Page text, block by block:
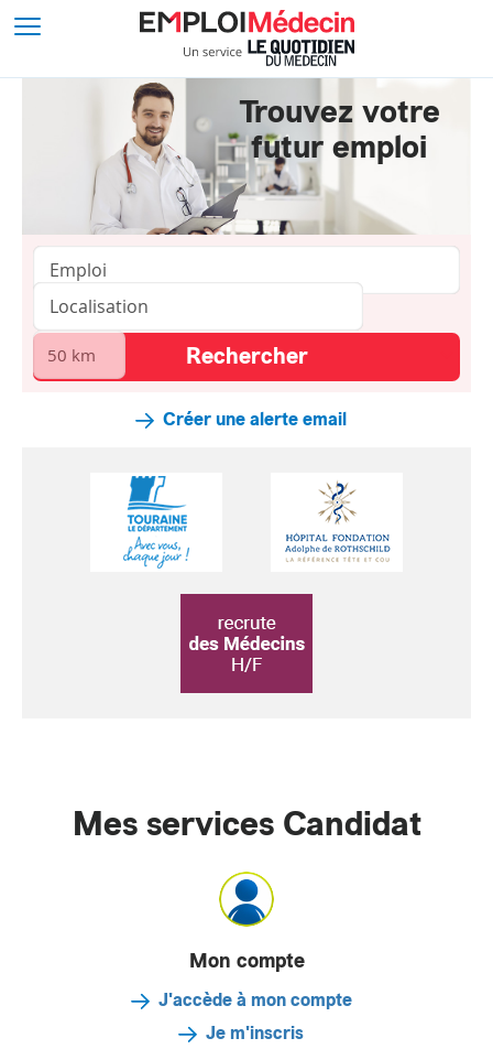
Trouvez votre
futur emploi
Créer une alerte email
Mes services Candidat
Mon compte
J'accède à mon compte
Je m'inscris